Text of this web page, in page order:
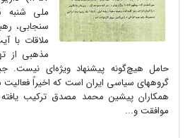
ملی شنبه
سنجابی،
ملاقات با
مذهبی از
حامل هیچ‌گونه پیشنهاد ویژه‌ای نیست.
گروههای سیاسی ایران است که اخیراً فعالیت
همکاران پیشین محمد مصدق ترکیب
موافقت و...